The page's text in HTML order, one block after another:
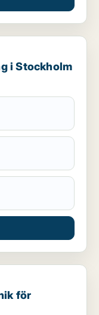
i Stockholm
i Stockholm
för